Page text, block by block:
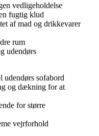
vedligeholdelse
fugtig klud
af mad og drikkevarer
rum
udendørs
udendørs sofabord
og dækning for at
for større
vejrforhold